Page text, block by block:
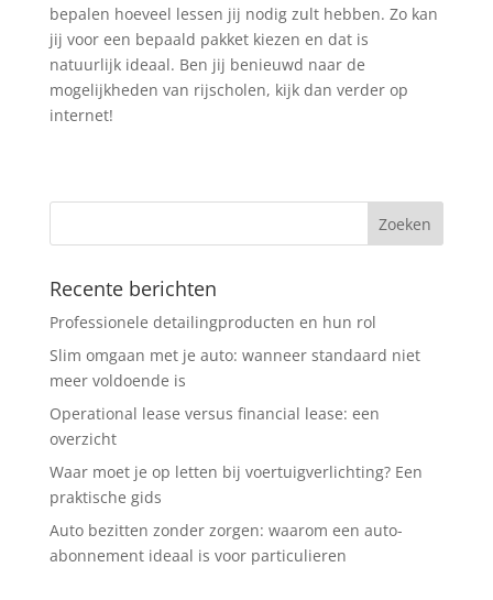
bepalen hoeveel lessen jij nodig zult hebben. Zo kan
jij voor een bepaald pakket kiezen en dat is
natuurlijk ideaal. Ben jij benieuwd naar de
mogelijkheden van rijscholen, kijk dan verder op
internet!
Recente berichten
Professionele detailingproducten en hun rol
Slim omgaan met je auto: wanneer standaard niet
meer voldoende is
Operational lease versus financial lease: een
overzicht
Waar moet je op letten bij voertuigverlichting? Een
praktische gids
Auto bezitten zonder zorgen: waarom een auto-
abonnement ideaal is voor particulieren